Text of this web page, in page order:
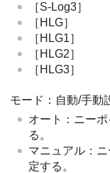
［S-Log3］
［HLG］
［HLG1］
［HLG2］
［HLG3］
モード ：自動/手動
オート
：ニー
る。
マニュアル ：
定する。